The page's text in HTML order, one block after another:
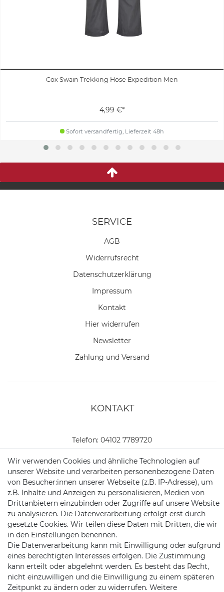
Cox Swain Trekking Hose Expedition Men
4,99 €*
Sofort versandfertig, Lieferzeit 48h
SERVICE
AGB
Widerrufs­recht
Daten­schutz­erklärung
Impressum
Kontakt
Hier widerrufen
Newsletter
Zahlung und Versand
KONTAKT
Telefon: 04102 7789720
Mail:kundenservice@motionandsports.de
Jochim-Klindt-Str. 5
22926 Ahrensburg
Schnellversand auf Facebook
Schnellversand auf Twitter
Schnellversand auf YouTube
Schnellversand auf
Schnellversand
Wir verwenden Cookies und ähnliche Technologien auf
unserer Website und verarbeiten personenbezogene Daten
von Besucher:innen unserer Webseite (z.B. IP-Adresse), um
z.B. Inhalte und Anzeigen zu personalisieren, Medien von
Drittanbietern einzubinden oder Zugriffe auf unsere Website
zu analysieren. Die Datenverarbeitung erfolgt erst durch
gesetzte Cookies. Wir teilen diese Daten mit Dritten, die wir
in den Einstellungen benennen.
Die Datenverarbeitung kann mit Einwilligung oder aufgrund
eines berechtigten Interesses erfolgen. Die Zustimmung
kann erteilt oder abgelehnt werden. Es besteht das Recht,
nicht einzuwilligen und die Einwilligung zu einem späteren
Zeitpunkt zu ändern oder zu widerrufen. Weitere